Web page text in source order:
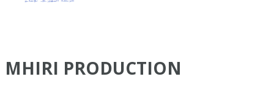
MHIRI PRODUCTION